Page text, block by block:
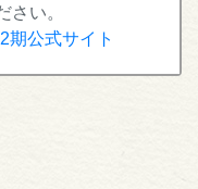
さい。
期公式サイト